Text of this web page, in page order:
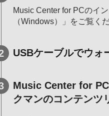
Music Center for PCのイ
（Windows）」をご覧く
USBケーブルでウォ
Music Center for
クマンのコンテンツ